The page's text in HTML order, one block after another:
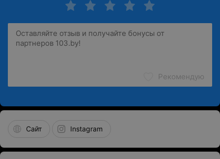
Рекомендую
Сайт Instagram